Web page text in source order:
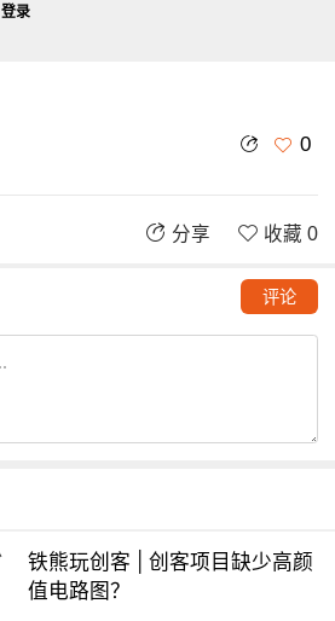
0
分享 收藏 0
评论
铁熊玩创客 | 创客项目缺少高颜
值电路图？
登录